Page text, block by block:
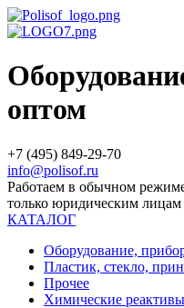
оптом
+7 (495) 849-29-70
info@polisof.ru
Работаем в обычном
только юридическим лицам
КАТАЛОГ
Оборудование,
Пластик, стекло,
Прочее
Химические